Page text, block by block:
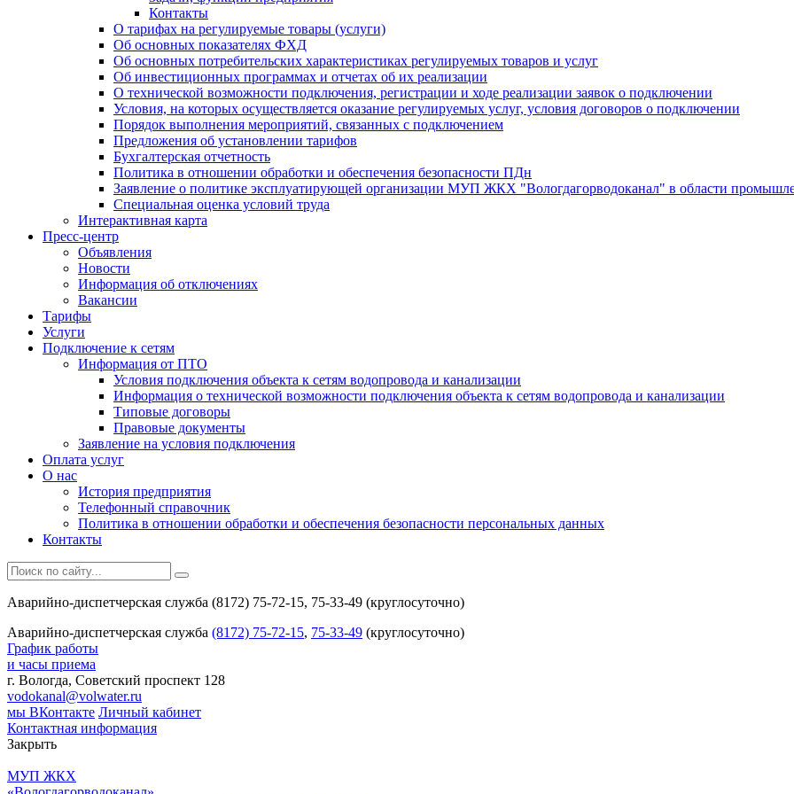
Контакты
О тарифах на регулируемые товары (услуги)
Об основных показателях ФХД
Об основных потребительских характеристиках регулируемых товаров и услуг
Об инвестиционных программах и отчетах об их реализации
О технической возможности подключения, регистрации и ходе реализации заявок о подключении
Условия, на которых осуществляется оказание регулируемых услуг, условия договоров о подключении
Порядок выполнения мероприятий, связанных с подключением
Предложения об установлении тарифов
Бухгалтерская отчетность
Политика в отношении обработки и обеспечения безопасности ПДн
Заявление о политике эксплуатирующей организации МУП ЖКХ "Вологдагорводоканал" в области
Специальная оценка условий труда
Интерактивная карта
Пресс-центр
Объявления
Новости
Информация об отключениях
Вакансии
Тарифы
Услуги
Подключение к сетям
Информация от ПТО
Условия подключения объекта к сетям водопровода и канализации
Информация о технической возможности подключения объекта к сетям водопровода и канализации
Типовые договоры
Правовые документы
Заявление на условия подключения
Оплата услуг
О нас
История предприятия
Телефонный справочник
Политика в отношении обработки и обеспечения безопасности персональных данных
Контакты
Аварийно-диспетчерская служба (8172) 75-72-15, 75-33-49 (круглосуточно)
Аварийно-диспетчерская служба (8172) 75-72-15, 75-33-49 (круглосуточно)
График работы
и часы приема
г. Вологда, Советский проспект 128
vodokanal@volwater.ru
мы ВКонтакте Личный кабинет
Контактная информация
Закрыть
МУП ЖКХ